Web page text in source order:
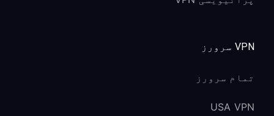
VPN سرورز
تمام سرورز
USA VPN